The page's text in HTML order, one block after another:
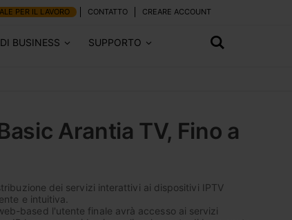
PER IL LAVORO CONTATTO CREARE ACCOUNT
BUSINESS SUPPORTO
Arantia TV, Fino a
dei servizi interattivi ai dispositivi IPTV
e intuitiva.
based l'utente finale avrà accesso ai servizi